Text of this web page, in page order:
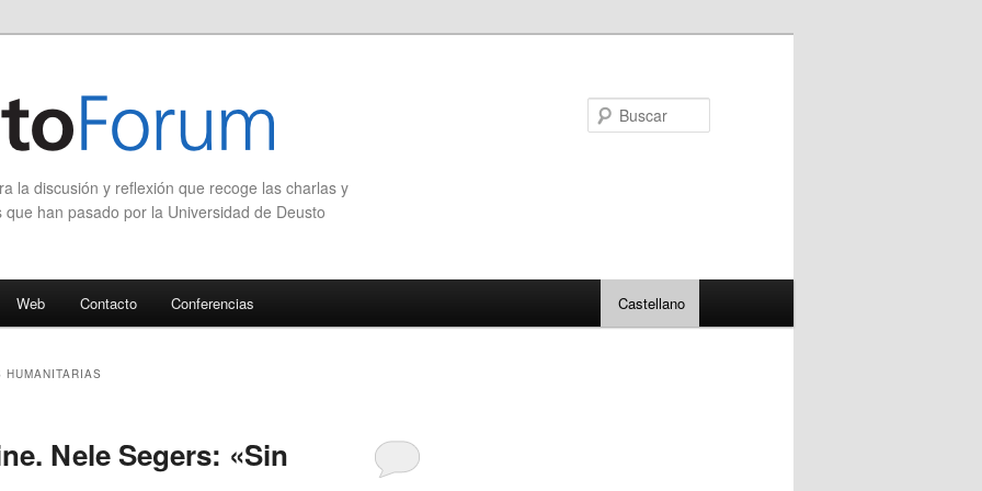
la discusión y reflexión que recoge las charlas y
han pasado por la Universidad de Deusto
Web Contacto Conferencias Castellano
HUMANITARIAS
Nele Segers: «Sin